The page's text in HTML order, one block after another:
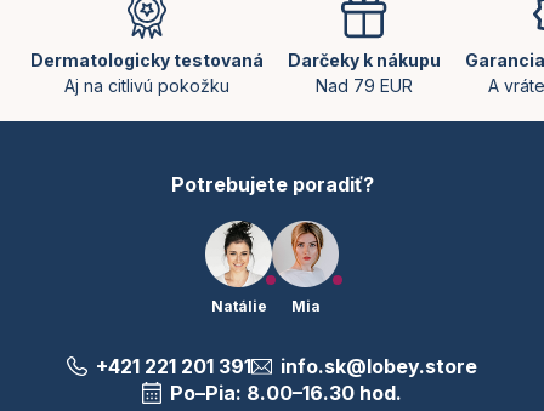
Dermatologicky testovaná
Aj na citlivú pokožku
Darčeky k nákupu
Nad 79 EUR
A
Potrebujete poradiť?
Natálie Mia
+421 221 201 391
info.sk@lobey.store
Po–Pia: 8.00–16.30 hod.